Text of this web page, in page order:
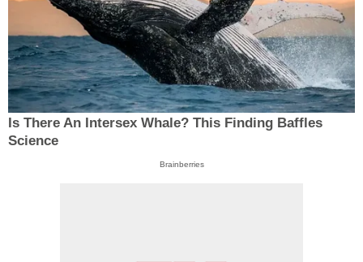
Is There An Intersex Whale? This Finding Baffles
Science
Brainberries